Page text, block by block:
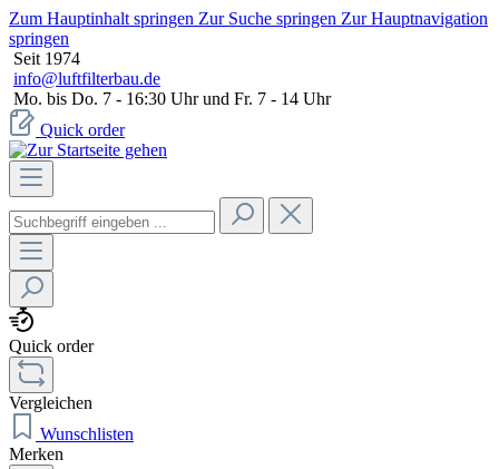
Zum Hauptinhalt springen Zur Suche springen Zur Hauptnavigation
springen
Seit 1974
info@luftfilterbau.de
Mo. bis Do. 7 - 16:30 Uhr und Fr. 7 - 14 Uhr
Quick order
Quick order
Vergleichen
Wunschlisten
Merken